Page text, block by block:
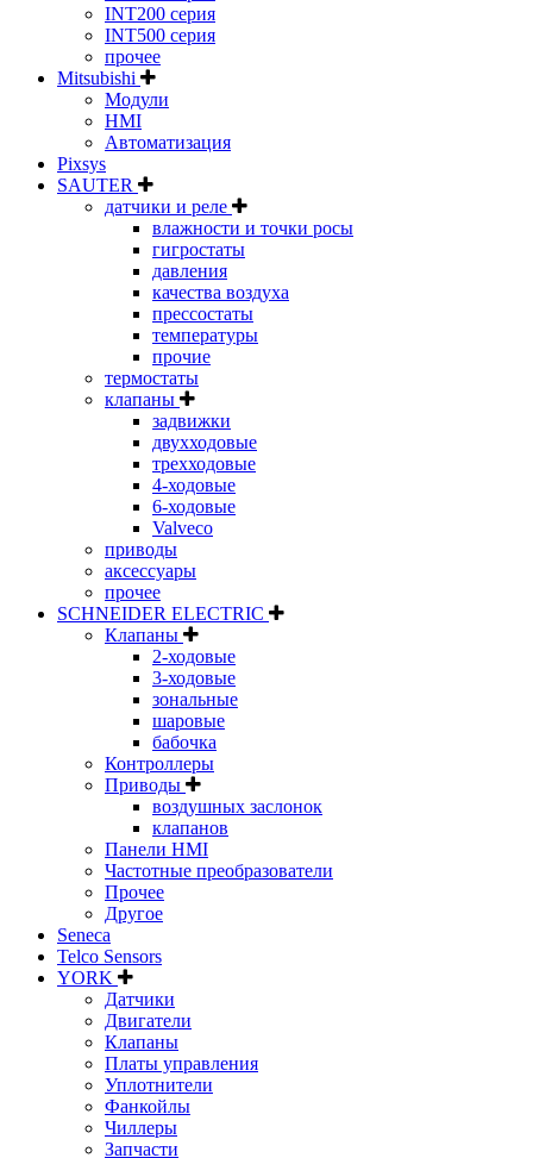
INT200 серия
INT500 серия
прочее
Mitsubishi
Модули
HMI
Автоматизация
Pixsys
SAUTER
датчики и реле
влажности и точки росы
гигростаты
давления
качества воздуха
прессостаты
температуры
прочие
термостаты
клапаны
задвижки
двухходовые
трехходовые
4-ходовые
6-ходовые
Valveco
приводы
аксессуары
прочее
SCHNEIDER ELECTRIC
Клапаны
2-ходовые
3-ходовые
зональные
шаровые
бабочка
Контроллеры
Приводы
воздушных заслонок
клапанов
Панели HMI
Частотные преобразователи
Прочее
Другое
Seneca
Telco Sensors
YORK
Датчики
Двигатели
Клапаны
Платы управления
Уплотнители
Фанкойлы
Чиллеры
Запчасти